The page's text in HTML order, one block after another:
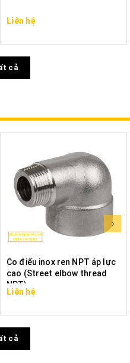
Liên hệ
cả
Co điếu inox ren NPT áp lực
cao (Street elbow thread
NPT)
Liên hệ
cả